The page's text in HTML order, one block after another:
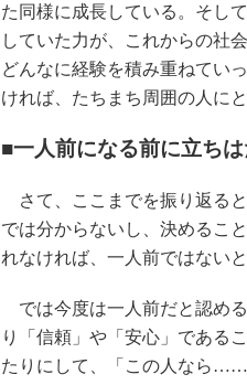
た同様に成長している。そし
していた力が、これからの社
どんなに経験を積み重ねてい
ければ、たちまち周囲の人に
■一人前になる前に立ち
さて、ここまでを振り返る
では分からないし、決めるこ
れなければ、一人前ではないと
では今度は一人前だと認め
り「信頼」や「安心」である
たりにして、「この人なら……